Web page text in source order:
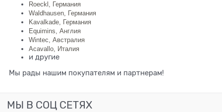
Roeckl, Германия
Waldhausen, Германия
Kavalkade, Германия
Equimins, Англия
Wintec, Австралия
Acavallo, Италия
и другие
Мы рады нашим покупателям и партнерам!
МЫ В СОЦ СЕТЯХ